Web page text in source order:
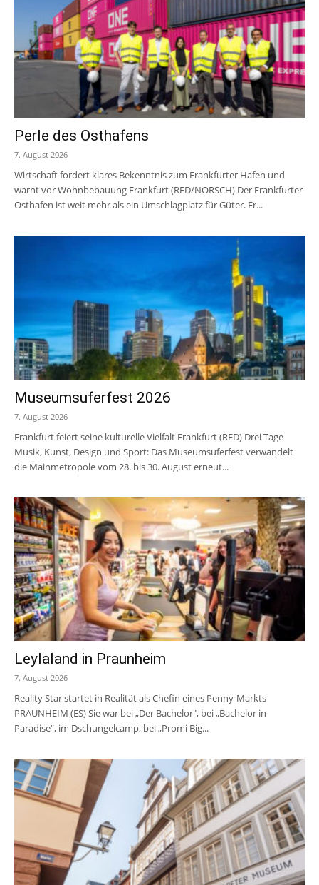
Perle des Osthafens
7. August 2026
Wirtschaft fordert klares Bekenntnis zum Frankfurter Hafen und
warnt vor Wohnbebauung Frankfurt (RED/NORSCH) Der Frankfurter
Osthafen ist weit mehr als ein Umschlagplatz für Güter. Er...
Museumsuferfest 2026
7. August 2026
Frankfurt feiert seine kulturelle Vielfalt Frankfurt (RED) Drei Tage
Musik, Kunst, Design und Sport: Das Museumsuferfest verwandelt
die Mainmetropole vom 28. bis 30. August erneut...
Leylaland in Praunheim
7. August 2026
Reality Star startet in Realität als Chefin eines Penny-Markts
PRAUNHEIM (ES) Sie war bei „Der Bachelor", bei „Bachelor in
Paradise“, im Dschungelcamp, bei „Promi Big...